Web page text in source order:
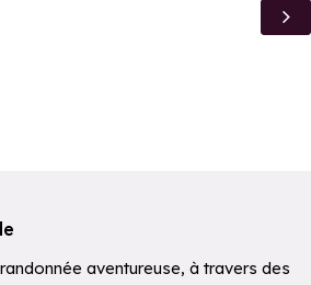
aventureuse, à travers des